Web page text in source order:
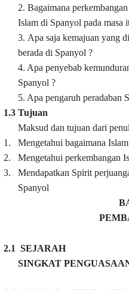
2. Bagaimana perkembangan
Islam di Spanyol pada masa
3. Apa saja kemajuan yang
berada di Spanyol ?
4. Apa penyebab
Spanyol ?
5. Apa pengaruh peradaban
1.3 Tujuan
Maksud dan tujuan dari
1.
Mengetahui bagaimana
2.
Mengetahui perkembangan
3.
Mendapatkan Spirit
Spanyol
2.1 SEJARAH
SINGKAT